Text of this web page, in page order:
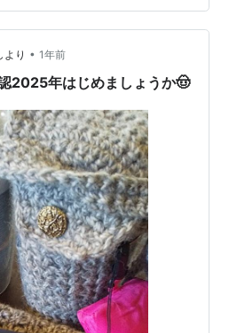
まさか自分が…」と思っていた
悔するケースが多いのが現実で
を聞くと「もっと真剣に考え
言葉が多く聞かれます。この記
より • 1年前
2025年はじめましょうか🤠